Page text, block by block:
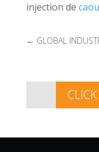
injection de
← GLOBAL